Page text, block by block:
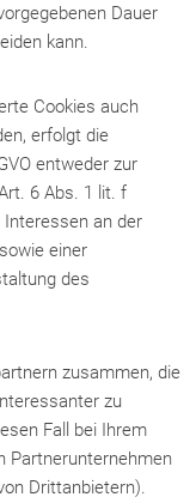
Dauer
kann.
Cookies auch
erfolgt die
entweder zur
6 Abs. 1 lit. f
Interessen an der
einer
des
zusammen, die
zu
Fall bei Ihrem
Partnerunternehmen
Drittanbietern).